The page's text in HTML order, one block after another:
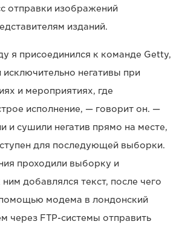
отправки изображений
изданий.
я присоединился к команде Getty,
негативы при
и мероприятиях, где
исполнение, — говорит он. —
и сушили негатив прямо на месте,
для последующей выборки.
проходили выборку и
добавлялся текст, после чего
модема в лондонский
через FTP-системы отправить